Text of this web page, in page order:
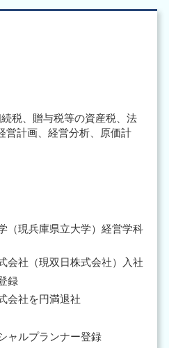
併
行
区
士
税、贈与税等の資産税、法
営計画、経営分析、原価計
（現兵庫県立大学）経営学科
会社（現双日株式会社）入社
録
会社を円満退社
ャルプランナー登録